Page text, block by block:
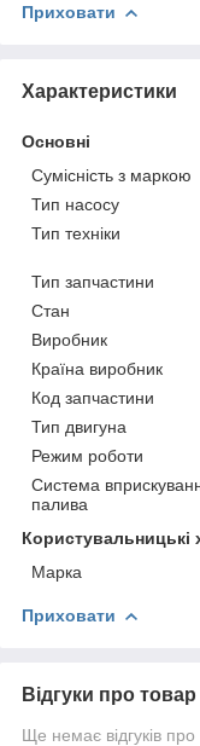
Приховати
Характеристики
Основні
Сумісність з маркою
Тип насосу
Тип техніки
Тип запчастини
Стан
Виробник
Країна виробник
Код запчастини
Тип двигуна
Режим роботи
Система
палива
Користувальницькі
Марка
Приховати
Відгуки про товар
Ще немає відгуків